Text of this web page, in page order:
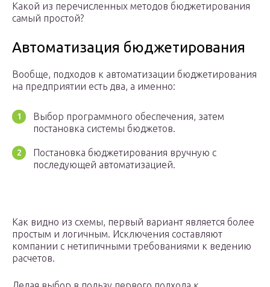
Какой из перечисленных методов бюджетирования
самый простой?
Автоматизация бюджетирования
Вообще, подходов к автоматизации бюджетирования
на предприятии есть два, а именно:
Выбор программного обеспечения, затем
постановка системы бюджетов.
Постановка бюджетирования вручную с
последующей автоматизацией.
Как видно из схемы, первый вариант является более
простым и логичным. Исключения составляют
компании с нетипичными требованиями к ведению
расчетов.